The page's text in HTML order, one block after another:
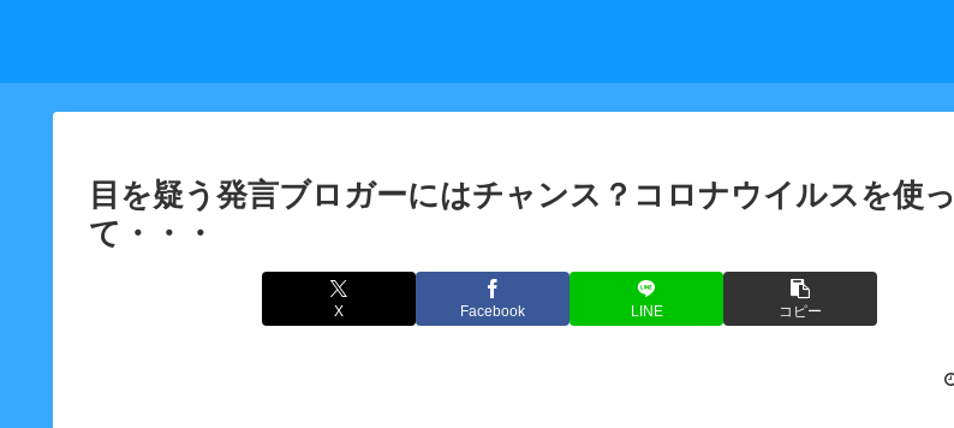
目を疑う発言ブロガーにはチャンス？コロナウイルスを使っ
て・・・
X Facebook LINE コピー